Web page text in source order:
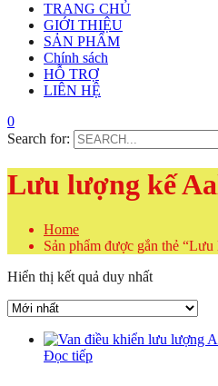
TRANG CHỦ
GIỚI THIỆU
SẢN PHẨM
Chính sách
HỖ TRỢ
LIÊN HỆ
0
Search for:
Lưu lượng kế
Home
Sản phẩm được gắn thẻ
Hiển thị kết quả duy nhất
Đọc tiếp